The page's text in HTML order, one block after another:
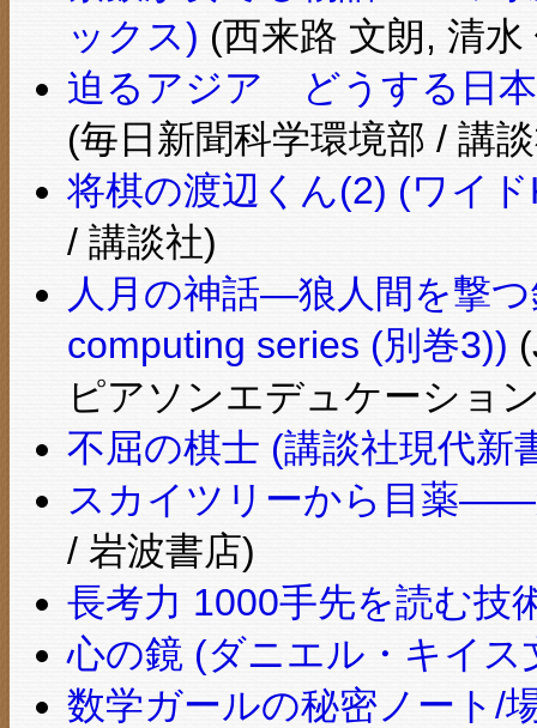
ックス) (西来路 文朗, 清
迫るアジア どうする日
(毎日新聞科学環境部 / 講
将棋の渡辺くん(2) (ワイ
/ 講談社)
人月の神話―狼人間を撃
computing series (別巻3))
ピアソンエデュケーショ
不屈の棋士 (講談社現代新
スカイツリーから目薬
/ 岩波書店)
長考力 1000手先を読む技
心の鏡 (ダニエル・キイス
数学ガールの秘密ノート/